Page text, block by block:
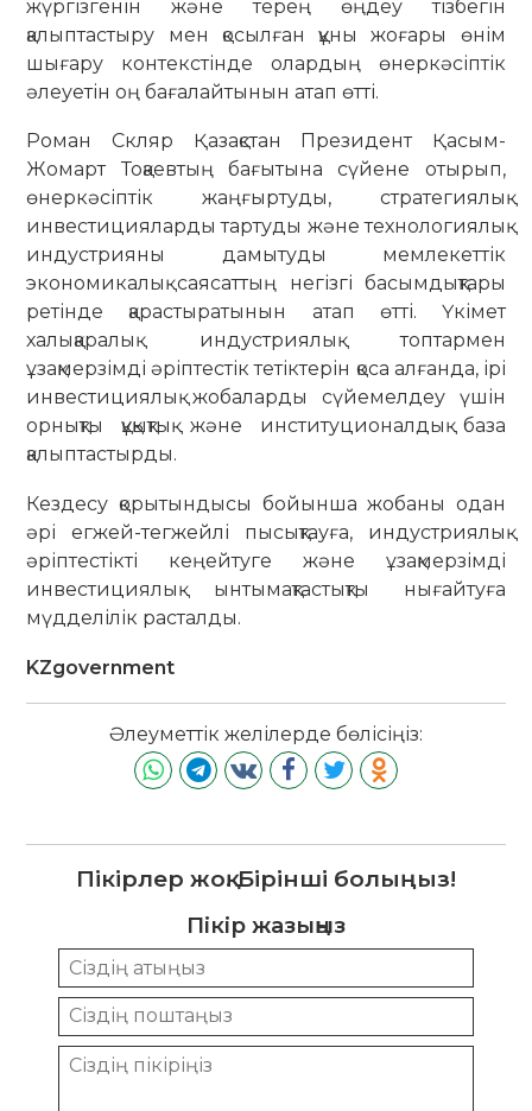
жүргізгенін және терең өңдеу тізбегін
қалыптастыру мен қосылған құны жоғары өнім
шығару контекстінде олардың өнеркәсіптік
әлеуетін оң бағалайтынын атап өтті.
Роман Скляр Қазақстан Президент Қасым-
Жомарт Тоқаевтың бағытына сүйене отырып,
өнеркәсіптік жаңғыртуды, стратегиялық
инвестицияларды тартуды және технологиялық
индустрияны дамытуды мемлекеттік
экономикалық саясаттың негізгі басымдықтары
ретінде қарастыратынын атап өтті. Үкімет
халықаралық индустриялық топтармен
ұзақмерзімді әріптестік тетіктерін қоса алғанда, ірі
инвестициялық жобаларды сүйемелдеу үшін
орнықты құқықтық және институционалдық база
қалыптастырды.
Кездесу қорытындысы бойынша жобаны одан
әрі егжей-тегжейлі пысықтауға, индустриялық
әріптестікті кеңейтуге және ұзақмерзімді
инвестициялық ынтымақтастықты нығайтуға
мүдделілік расталды.
KZgovernment
Әлеуметтік желілерде бөлісіңіз:
Пікірлер жоқ. Бірінші болыңыз!
Пікір жазыңыз